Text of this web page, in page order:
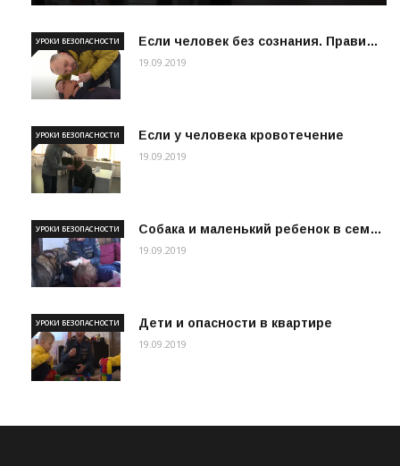
Если человек без сознания. Прави…
УРОКИ БЕЗОПАСНОСТИ
19.09.2019
Если у человека кровотечение
УРОКИ БЕЗОПАСНОСТИ
19.09.2019
Собака и маленький ребенок в сем…
УРОКИ БЕЗОПАСНОСТИ
19.09.2019
Дети и опасности в квартире
УРОКИ БЕЗОПАСНОСТИ
19.09.2019